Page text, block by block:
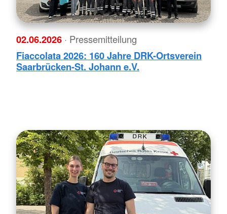
02.06.2026 · Pressemitteilung
Fiaccolata 2026: 160 Jahre DRK-Ortsverein
Saarbrücken-St. Johann e.V.